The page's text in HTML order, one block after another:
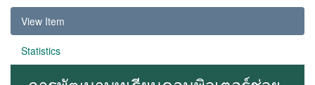
View Item
Statistics